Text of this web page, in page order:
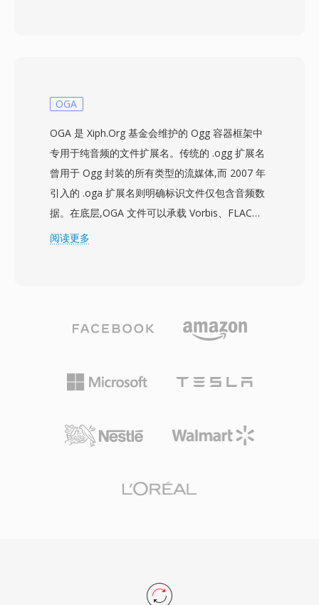
AVCHD支持逐行和隔行扫描模式，适用于电影风
含用于导航录制片段的播放列表文件，录制到兼容
光盘介质时可与蓝光播放器兼容。增强版AVCHD
2.0增加了对1080/60p逐行录制和3D立体视频的
支持。该格式在摄像机市场中仍被广泛使用，并继
续获得主流视频编辑软件的支持。
OGA
OGA 是 Xiph.Org 基金会维护的 Ogg 容器框架中
专用于纯音频的文件扩展名。传统的 .ogg 扩展名
曾用于 Ogg 封装的所有类型的流媒体,而 2007 年
引入的 .oga 扩展名则明确标识文件仅包含音频数
据。在底层,OGA 文件可以承载 Vorbis、FLAC、
Speex 或 Opus 编码的音频 — 容器本身与编解码
更低的内存占用。由于 Ogg 容器及其关联的编解
的专利授权问题。该格式支持 Vorbis 注释元数据,
可以标准化方式标记艺术家、专辑和曲目信息。
VLC 及大多数 Linux 桌面环境中原生播放,是网络
阅读更多